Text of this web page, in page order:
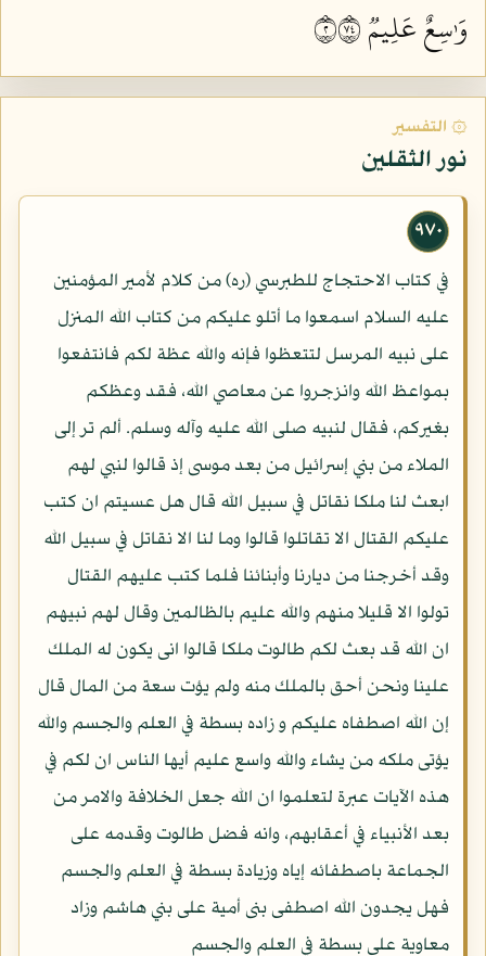
وَٰسِعٌ عَلِيمٞ ٢٤٧
۞ التفسير
نور الثقلين
٩٧٠
في كتاب الاحتجاج للطبرسي (ره) من كلام لأمير المؤمنين
عليه السلام اسمعوا ما أتلو عليكم من كتاب الله المنزل
على نبيه المرسل لتتعظوا فإنه والله عظة لكم فانتفعوا
بمواعظ الله وانزجروا عن معاصي الله، فقد وعظكم
بغيركم، فقال لنبيه صلى الله عليه وآله وسلم. ألم تر إلى
الملاء من بني إسرائيل من بعد موسى إذ قالوا لنبي لهم
ابعث لنا ملكا نقاتل في سبيل الله قال هل عسيتم ان كتب
عليكم القتال الا تقاتلوا قالوا وما لنا الا نقاتل في سبيل الله
وقد أخرجنا من ديارنا وأبنائنا فلما كتب عليهم القتال
تولوا الا قليلا منهم والله عليم بالظالمين وقال لهم نبيهم
ان الله قد بعث لكم طالوت ملكا قالوا انى يكون له الملك
علينا ونحن أحق بالملك منه ولم يؤت سعة من المال قال
إن الله اصطفاه عليكم و زاده بسطة في العلم والجسم والله
يؤتى ملكه من يشاء والله واسع عليم أيها الناس ان لكم في
هذه الآيات عبرة لتعلموا ان الله جعل الخلافة والامر من
بعد الأنبياء في أعقابهم، وانه فضل طالوت وقدمه على
الجماعة باصطفائه إياه وزيادة بسطة في العلم والجسم
فهل يجدون الله اصطفى بنى أمية على بني هاشم وزاد
معاوية على بسطة في العلم والجسم